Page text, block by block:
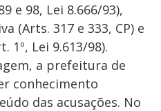
e 98, Lei 8.666/93),
(Arts. 317 e 333, CP) e
1º, Lei 9.613/98).
a prefeitura de
conhecimento
das acusações. No